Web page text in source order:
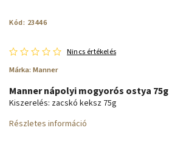
Kód: 23446
Nincs értékelés
Márka: Manner
Manner nápolyi mogyorós ostya 75g
Kiszerelés: zacskó keksz 75g
Részletes információ